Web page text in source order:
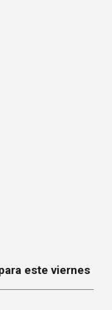
este viernes